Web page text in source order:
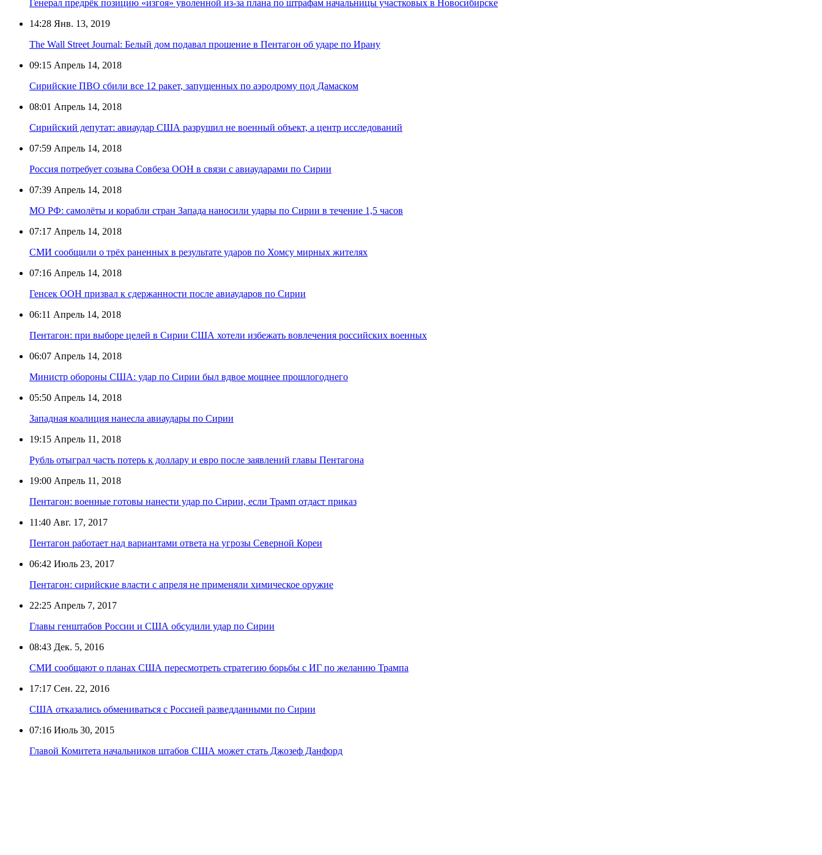
Генерал предрёк позицию «изгоя» уволенной из-за плана по штрафам начальницы участковых в Новосибирске
14:28 Янв. 13, 2019
The Wall Street Journal: Белый дом подавал прошение в Пентагон об ударе по Ирану
09:15 Апрель 14, 2018
Сирийские ПВО сбили все 12 ракет, запущенных по аэродрому под Дамаском
08:01 Апрель 14, 2018
Сирийский депутат: авиаудар США разрушил не военный объект, а центр исследований
07:59 Апрель 14, 2018
Россия потребует созыва Совбеза ООН в связи с авиаударами по Сирии
07:39 Апрель 14, 2018
МО РФ: самолёты и корабли стран Запада наносили удары по Сирии в течение 1,5 часов
07:17 Апрель 14, 2018
СМИ сообщили о трёх раненных в результате ударов по Хомсу мирных жителях
07:16 Апрель 14, 2018
Генсек ООН призвал к сдержанности после авиаударов по Сирии
06:11 Апрель 14, 2018
Пентагон: при выборе целей в Сирии США хотели избежать вовлечения российских военных
06:07 Апрель 14, 2018
Министр обороны США: удар по Сирии был вдвое мощнее прошлогоднего
05:50 Апрель 14, 2018
Западная коалиция нанесла авиаудары по Сирии
19:15 Апрель 11, 2018
Рубль отыграл часть потерь к доллару и евро после заявлений главы Пентагона
19:00 Апрель 11, 2018
Пентагон: военные готовы нанести удар по Сирии, если Трамп отдаст приказ
11:40 Авг. 17, 2017
Пентагон работает над вариантами ответа на угрозы Северной Кореи
06:42 Июль 23, 2017
Пентагон: сирийские власти с апреля не применяли химическое оружие
22:25 Апрель 7, 2017
Главы генштабов России и США обсудили удар по Сирии
08:43 Дек. 5, 2016
СМИ сообщают о планах США пересмотреть стратегию борьбы с ИГ по желанию Трампа
17:17 Сен. 22, 2016
США отказались обмениваться с Россией разведданными по Сирии
07:16 Июль 30, 2015
Главой Комитета начальников штабов США может стать Джозеф Данфорд